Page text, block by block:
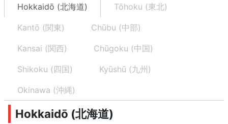
Hokkaidō (北海道) Tōhoku (東北)
Kantō (関東) Chūbu (中部)
Kansai (関西) Chūgoku (中国)
Shikoku (四国) Kyūshū (九州)
Okinawa (沖縄)
Hokkaidō (北海道)